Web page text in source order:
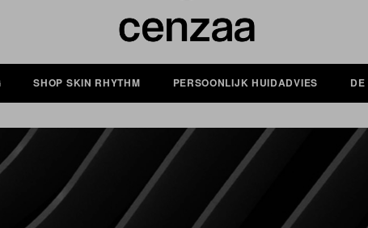
SHOP SKIN RHYTHM PERSOONLIJK HUIDADVIES